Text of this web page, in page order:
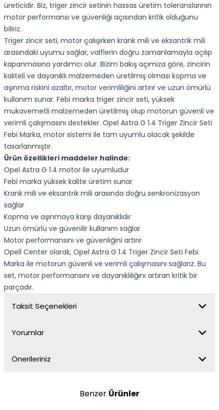
üreticidir. Biz, triger zincir setinin hassas üretim toleranslarının
motor performansı ve güvenliği açısından kritik olduğunu
biliriz.
Triger zincir seti, motor çalışırken krank mili ve eksantrik mili
arasındaki uyumu sağlar, valflerin doğru zamanlamayla açılıp
kapanmasına yardımcı olur. Bizim bakış açımıza göre, zincirin
kaliteli ve dayanıklı malzemeden üretilmiş olması kopma ve
aşınma riskini azaltır, motor verimliliğini artırır ve uzun ömürlü
kullanım sunar. Febi marka triger zincir seti, yüksek
mukavemetli malzemeden üretilmiş olup motorun güvenli ve
verimli çalışmasını destekler. Opel Astra G 1.4 Triger Zincir Seti
Febi Marka, motor sistemi ile tam uyumlu olacak şekilde
tasarlanmıştır.
Ürün özellikleri maddeler halinde:
Opel Astra G 1.4 motor ile uyumludur
Febi marka yüksek kalite üretim sunar
Krank mili ve eksantrik mili arasında doğru senkronizasyon
sağlar
Kopma ve aşınmaya karşı dayanıklıdır
Uzun ömürlü ve güvenilir kullanım sağlar
Motor performansını ve güvenliğini artırır
Opell Center olarak, Opel Astra G 1.4 Triger Zincir Seti Febi
Marka ile motorun güvenli ve verimli çalışmasını sağlarız. Bu
set, motor performansını ve dayanıklılığını artıran kritik bir
parçadır.
Taksit Seçenekleri
Yorumlar
Önerileriniz
Benzer Ürünler